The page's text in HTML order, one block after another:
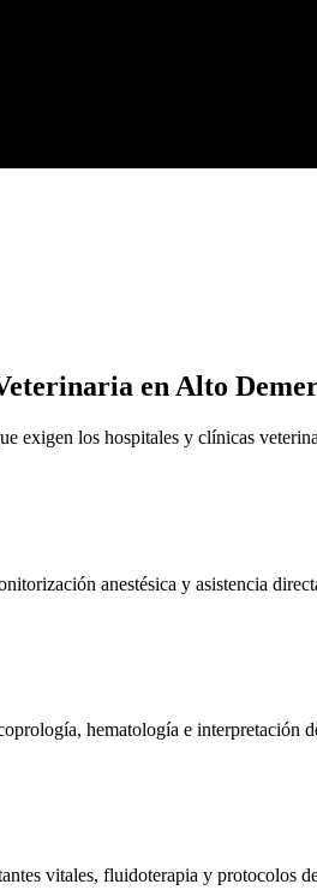
en Alto
exigen los hospitales y clínicas
anestésica y asistencia
hematología e interpretación
vitales, fluidoterapia y protocolos